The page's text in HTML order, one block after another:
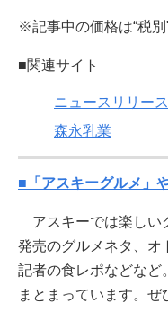
※記事中の価格は“税別"
■関連サイト
ニュースリリース
森永乳業
■「アスキーグルメ」
アスキーでは楽しい
発売のグルメネタ、オ
記者の食レポなどなど。
まとまっています。ぜ